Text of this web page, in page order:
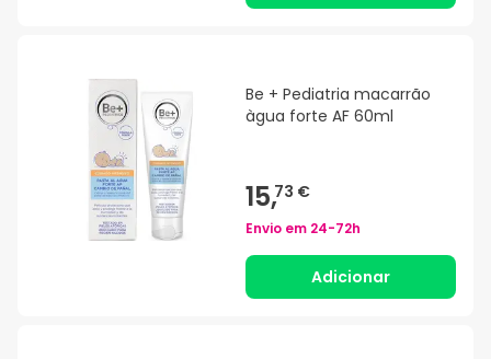
Be + Pediatria macarrão
àgua forte AF 60ml
15,73 €
Envio em 24-72h
Adicionar